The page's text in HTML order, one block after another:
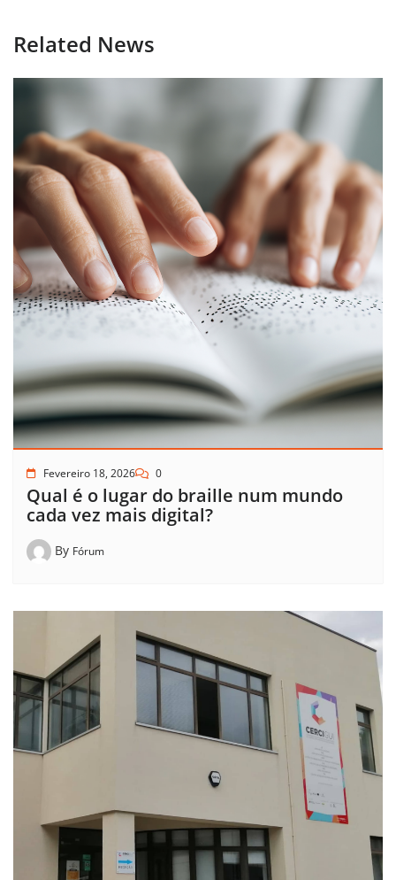
Related News
Fevereiro 18, 2026 0
Qual é o lugar do braille num mundo
cada vez mais digital?
By Fórum